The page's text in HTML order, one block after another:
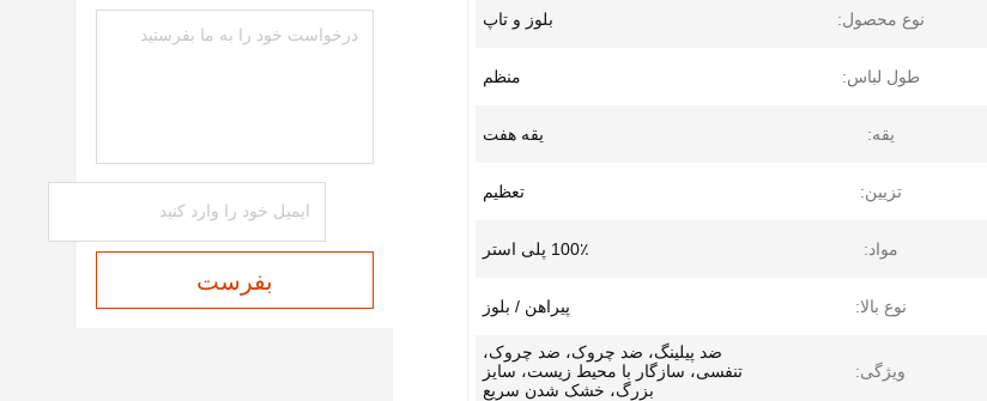
نوع محصول: بلوز و تاپ
طول لباس: منظم
یقه: یقه هفت
تزیین: تعظیم
مواد: 100٪ پلی استر
نوع بالا: پیراهن / بلوز
ویژگی:
ضد پیلینگ، ضد چروک، ضد چروک،
تنفسی، سازگار با محیط زیست، سایز
بزرگ، خشک شدن سریع
بفرست